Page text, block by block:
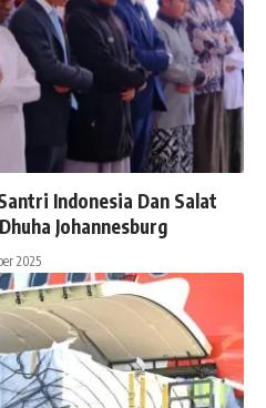
Indonesia Dan Salat
Johannesburg
2025